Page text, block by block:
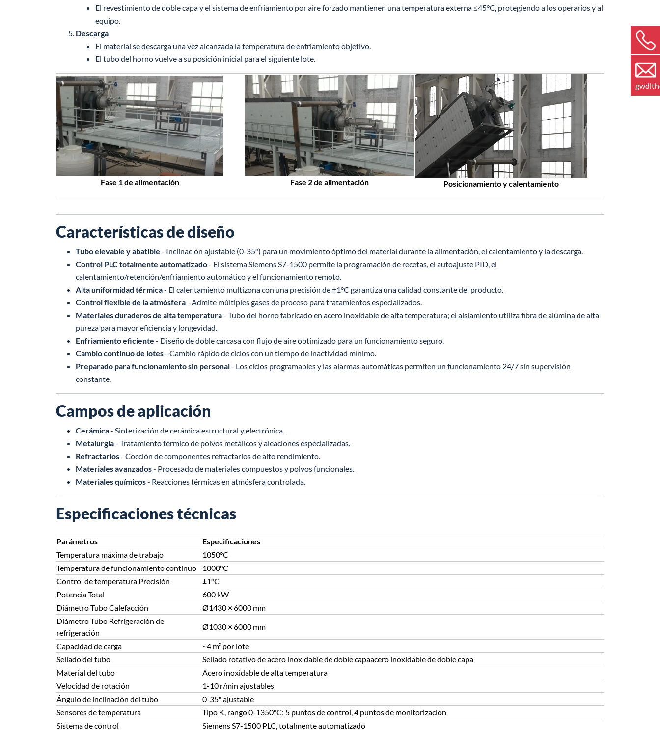
El revestimiento de doble capa y el sistema de enfriamiento por aire forzado mantienen una temperatura externa ≤45°C, protegiendo a los operarios y al
equipo.
Descarga
El material se descarga una vez alcanzada la temperatura de enfriamiento objetivo.
El tubo del horno vuelve a su posición inicial para el siguiente lote.
Fase 1 de alimentación Fase 2 de alimentación Posicionamiento y calentamiento
Características de diseño
Tubo elevable y abatible - Inclinación ajustable (0-35°) para un movimiento óptimo del material durante la alimentación, el calentamiento y la descarga.
Control PLC totalmente automatizado- El sistema Siemens S7-1500 permite la programación de recetas, el autoajuste PID, el
calentamiento/retención/enfriamiento automático y el funcionamiento remoto.
Alta uniformidad térmica- El calentamiento multizona con una precisión de ±1°C garantiza una calidad constante del producto.
Control flexible de la atmósfera- Admite múltiples gases de proceso para tratamientos especializados.
Materiales duraderos de alta temperatura- Tubo del horno fabricado en acero inoxidable de alta temperatura; el aislamiento utiliza fibra de alúmina de alta
pureza para mayor eficiencia y longevidad.
Enfriamiento eficiente - Diseño de doble carcasa con flujo de aire optimizado para un funcionamiento seguro.
Cambio continuo de lotes- Cambio rápido de ciclos con un tiempo de inactividad mínimo.
Preparado para funcionamiento sin personal- Los ciclos programables y las alarmas automáticas permiten un funcionamiento 24/7 sin supervisión
constante.
Campos de aplicación
Cerámica- Sinterización de cerámica estructural y electrónica.
Metalurgia- Tratamiento térmico de polvos metálicos y aleaciones especializadas.
Refractarios- Cocción de componentes refractarios de alto rendimiento.
Materiales avanzados- Procesado de materiales compuestos y polvos funcionales.
Materiales químicos- Reacciones térmicas en atmósfera controlada.
Especificaciones técnicas
Parámetros
Especificaciones
Temperatura máxima de trabajo
1050°C
Temperatura de funcionamiento continuo
1000°C
Control de temperatura Precisión
±1°C
Potencia Total
600 kW
Diámetro Tubo Calefacción
Ø1430 × 6000 mm
Diámetro Tubo Refrigeración de
refrigeración
Ø1030 × 6000 mm
Capacidad de carga
~4 m³ por lote
Sellado del tubo
Sellado rotativo de acero inoxidable de doble capaacero inoxidable de doble capa
Material del tubo
Acero inoxidable de alta temperatura
Velocidad de rotación
1-10 r/min ajustables
Ángulo de inclinación del tubo
0-35° ajustable
Sensores de temperatura
Tipo K, rango 0-1350°C; 5 puntos de control, 4 puntos de monitorización
Sistema de control
Siemens S7-1500 PLC, totalmente automatizado